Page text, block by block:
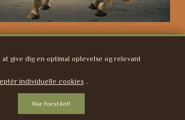
give dig en optimal oplevelse og relevant
individuelle cookies .
Har forstået!